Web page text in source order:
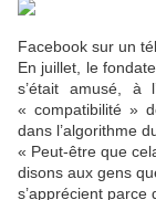
Facebook sur un
En juillet, le
s’était amusé, à
« compatibilité »
dans l’algorithme
« Peut-être que
disons aux gens
s’apprécient parce